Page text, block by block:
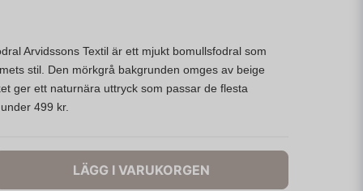
Arvidssons Textil är ett mjukt bomullsfodral som
stil. Den mörkgrå bakgrunden omges av beige
ger ett naturnära uttryck som passar de flesta
499 kr.
LÄGG I VARUKORGEN